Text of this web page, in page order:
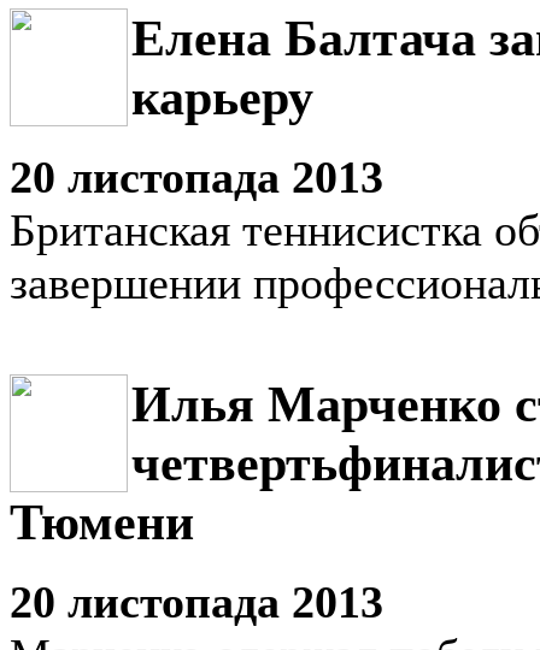
Елена Балтача
карьеру
20 листопада 2013
Британская теннисистка
завершении
Илья Марченко
Тюмени
20 листопада 2013